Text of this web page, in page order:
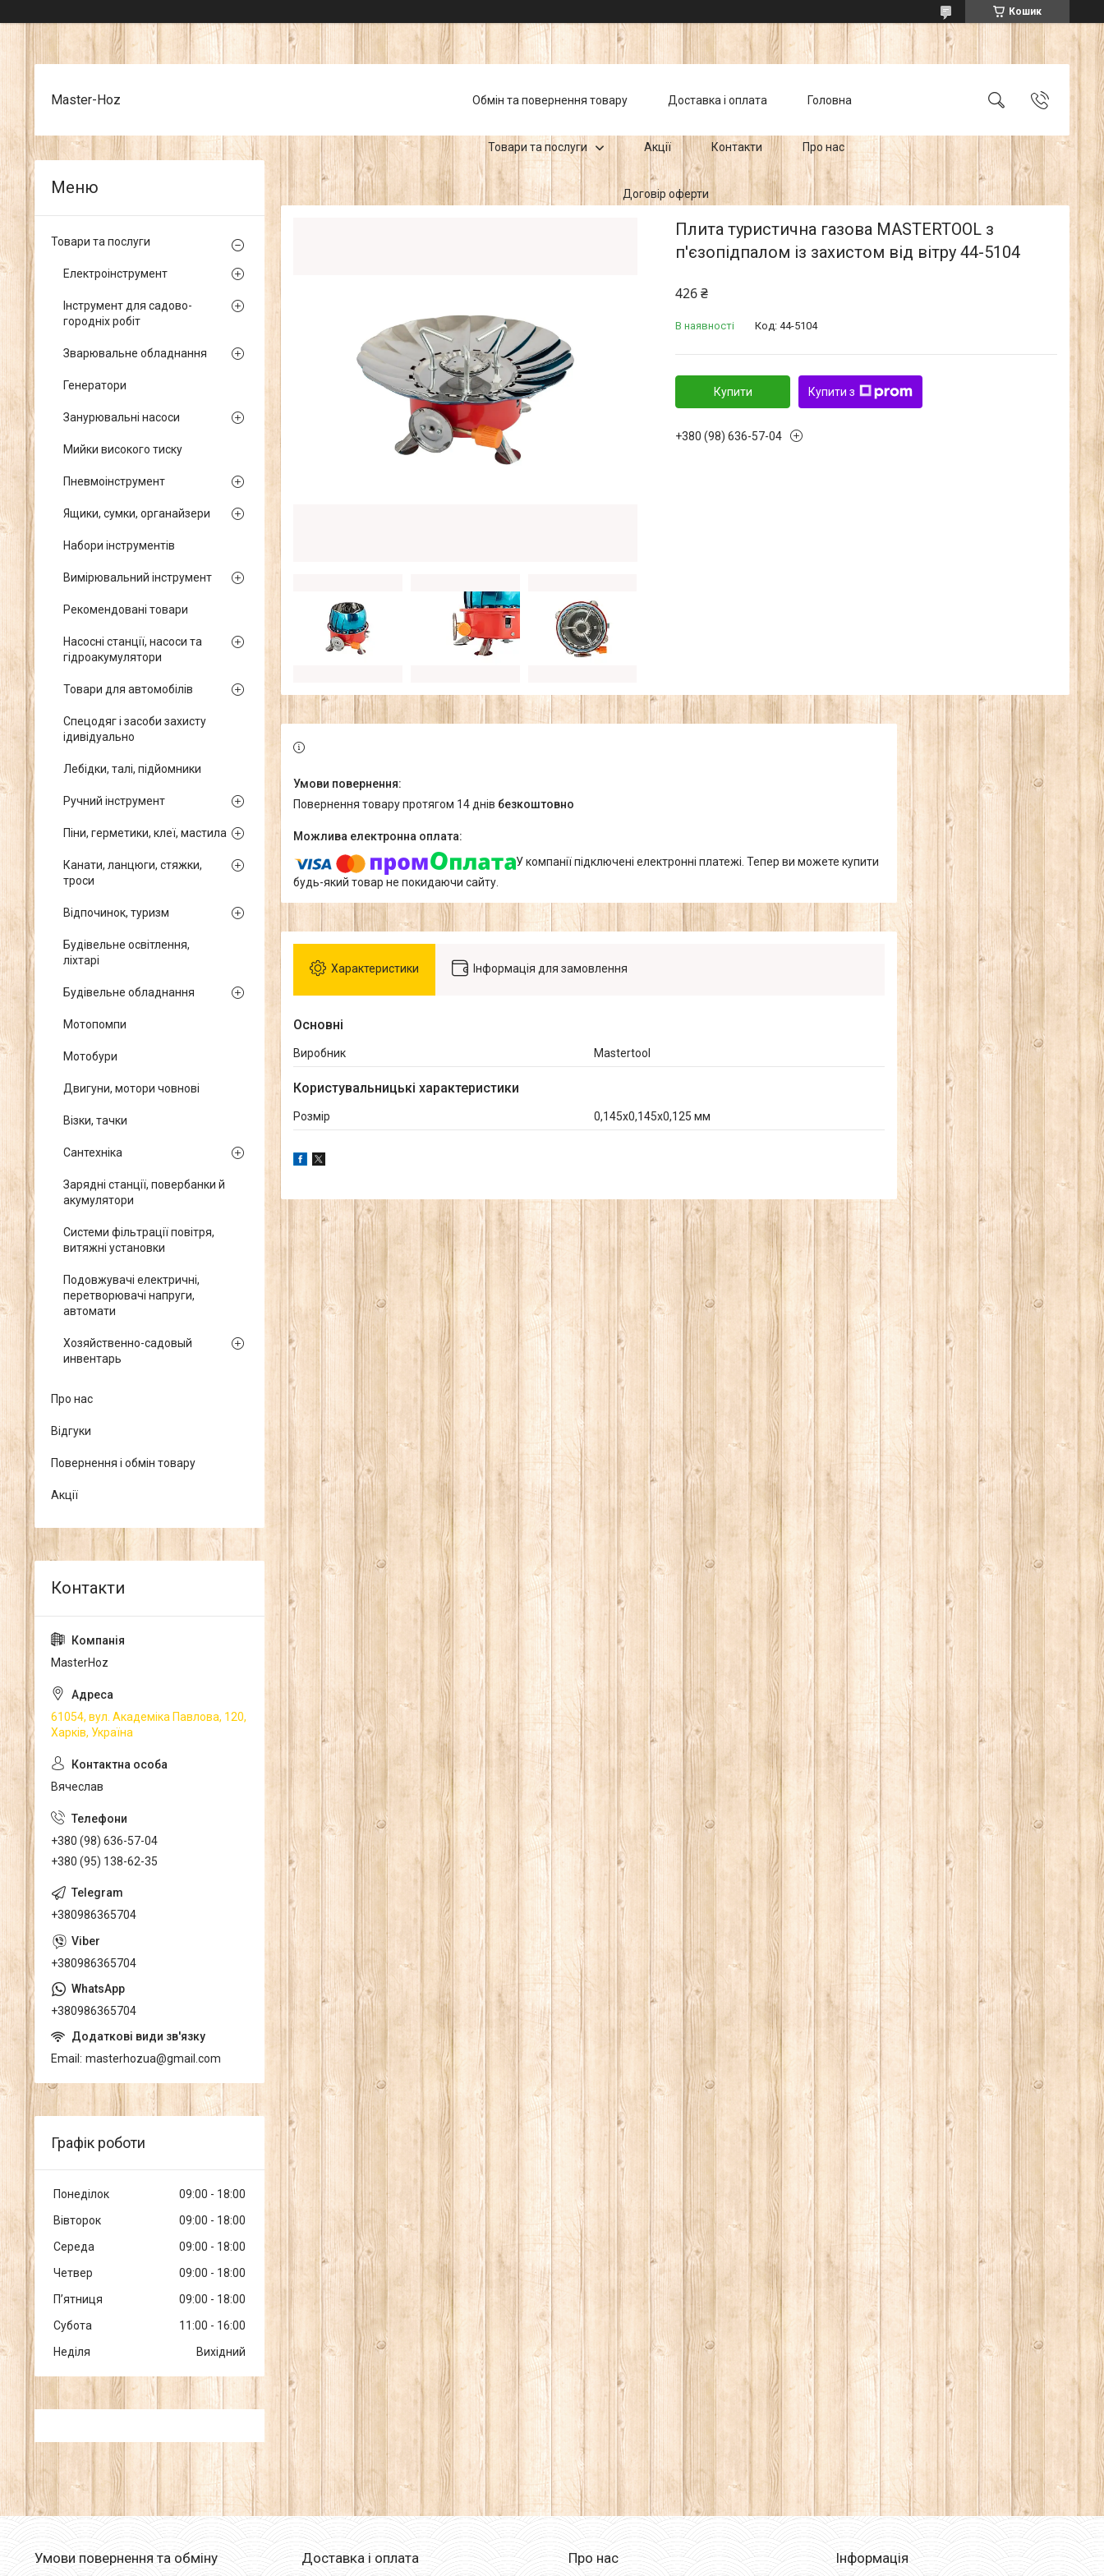
Кошик
Master-Hoz Обмін та повернення товару Доставка і оплата Головна
Товари та послуги Акції Контакти Про нас
Договір оферти
Плита туристична газова MASTERTOOL з
п'єзопідпалом із захистом від вітру 44-5104
426 ₴
В наявності Код: 44-5104
Купити Купити з
+380 (98) 636-57-04
повернення товару протягом 14 днів безкоштовно
У компанії підключені електронні платежі. Тепер ви можете купити
будь-який товар не покидаючи сайту.
Характеристики Інформація для замовлення
Основні
Виробник Mastertool
Користувальницькі характеристики
Розмір 0,145x0,145x0,125 мм
Товари та послуги
Електроінструмент
Інструмент для садово-
городніх робіт
Зварювальне обладнання
Генератори
Занурювальні насоси
Мийки високого тиску
Пневмоінструмент
Ящики, сумки, органайзери
Набори інструментів
Вимірювальний інструмент
Рекомендовані товари
Насосні станції, насоси та
гідроакумулятори
Товари для автомобілів
Спецодяг і засоби захисту
ідивідуально
Лебідки, талі, підйомники
Ручний інструмент
Піни, герметики, клеї, мастила
Канати, ланцюги, стяжки,
троси
Відпочинок, туризм
Будівельне освітлення,
ліхтарі
Будівельне обладнання
Мотопомпи
Мотобури
Двигуни, мотори човнові
Візки, тачки
Сантехніка
Зарядні станції, повербанки й
акумулятори
Системи фільтрації повітря,
витяжні установки
Подовжувачі електричні,
перетворювачі напруги,
автомати
Хозяйственно-садовый
инвентарь
Про нас
Відгуки
Повернення і обмін товару
Акції
MasterHoz
61054, вул. Академіка Павлова, 120,
Харків, Україна
Вячеслав
+380 (98) 636-57-04
+380 (95) 138-62-35
+380986365704
+380986365704
+380986365704
Email masterhozua@gmail.com
Графік роботи
Понеділок 09:00
18:00
Вівторок
09:00
18:00
Середа
09:00
18:00
Четвер
09:00
18:00
Пʼятниця
09:00
18:00
Субота
11:00
16:00
Неділя
Вихідний
Умови повернення та обміну Доставка і оплата Про нас Інформація